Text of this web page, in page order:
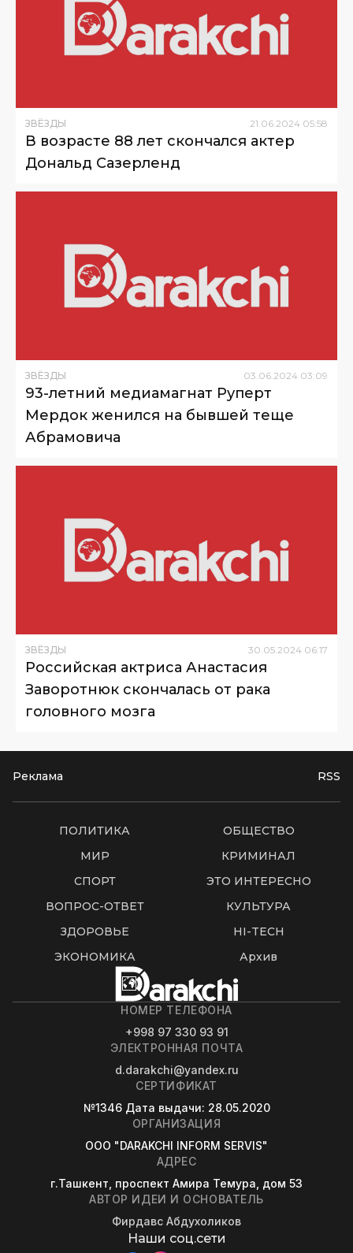
ЗВЁЗДЫ 21 06 2024 05:58
В возрасте 88 лет скончался актер
Дональд Сазерленд
ЗВЁЗДЫ 03 06 2024 03:09
93-летний медиамагнат Руперт
Мердок женился на бывшей теще
Абрамовича
ЗВЁЗДЫ 30.05.2024 06:17
Российская актриса Анастасия
Заворотнюк скончалась от рака
головного мозга
Реклама RSS
ПОЛИТИКА
ОБЩЕСТВО
МИР
КРИМИНАЛ
СПОРТ
ЭТО ИНТЕРЕСНО
ВОПРОС-ОТВЕТ
КУЛЬТУРА
ЗДОРОВЬЕ
HI-TECH
ЭКОНОМИКА
Архив
НОМЕР ТЕЛЕФОНА
+998 97 330 93 91
ЭЛЕКТРОННАЯ ПОЧТА
d.darakchi@yandex.ru
СЕРТИФИКАТ
№1346 Дата выдачи: 28.05.2020
ОРГАНИЗАЦИЯ
OOO "DARAKCHI INFORM SERVIS"
АДРЕС
г.Ташкент, проспект Амира Темура, дом 53
АВТОР ИДЕИ И ОСНОВАТЕЛЬ
Фирдавс Абдухоликов
Наши соц.сети